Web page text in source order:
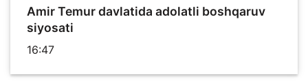
Amir Temur davlatida adolatli boshqaruv
siyosati
16:47